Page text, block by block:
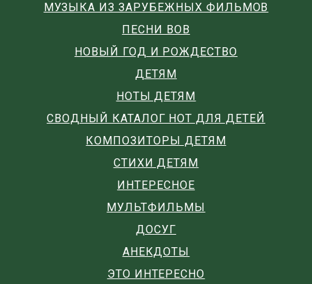
МУЗЫКА ИЗ ЗАРУБЕЖНЫХ ФИЛЬМОВ
ПЕСНИ ВОВ
НОВЫЙ ГОД И РОЖДЕСТВО
ДЕТЯМ
НОТЫ ДЕТЯМ
СВОДНЫЙ КАТАЛОГ НОТ ДЛЯ ДЕТЕЙ
КОМПОЗИТОРЫ ДЕТЯМ
СТИХИ ДЕТЯМ
ИНТЕРЕСНОЕ
МУЛЬТФИЛЬМЫ
ДОСУГ
АНЕКДОТЫ
ЭТО ИНТЕРЕСНО